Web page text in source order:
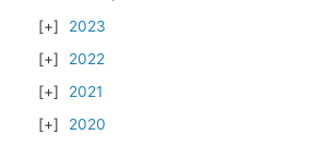
2023
2022
2021
2020